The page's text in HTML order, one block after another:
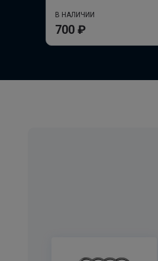
В НАЛИЧИИ
700 ₽